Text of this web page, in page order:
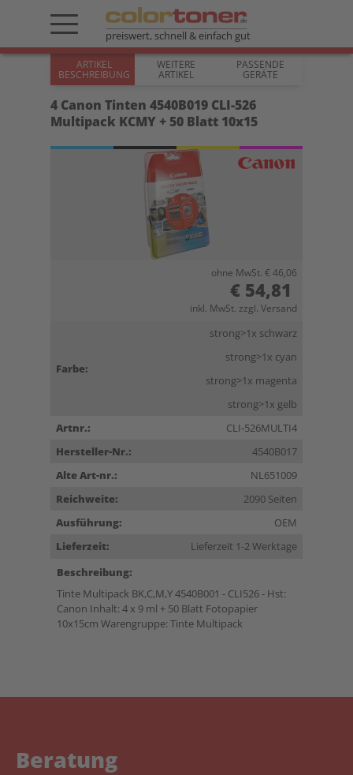
preiswert, schnell & einfach gut
ARTIKEL
BESCHREIBUNG
WEITERE
ARTIKEL
PASSENDE
GERÄTE
4 Canon Tinten 4540B019 CLI-526
Multipack KCMY + 50 Blatt 10x15
ohne MwSt. € 46,06
€ 54,81
inkl. MwSt. zzgl. Versand
Farbe:
strong>1x schwarz
strong>1x cyan
strong>1x magenta
strong>1x gelb
Artnr.:
CLI-526MULTI4
Hersteller-Nr.:
4540B017
Alte Art-nr.:
NL651009
Reichweite:
2090 Seiten
Ausführung:
OEM
Lieferzeit:
Lieferzeit 1-2 Werktage
Beschreibung:
Tinte Multipack BK,C,M,Y 4540B001 - CLI526 - Hst:
Canon Inhalt: 4 x 9 ml + 50 Blatt Fotopapier
10x15cm Warengruppe: Tinte Multipack
Beratung